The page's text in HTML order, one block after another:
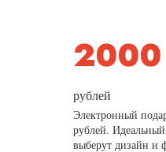
рублей
Электронный
рублей.
выберут дизайн и